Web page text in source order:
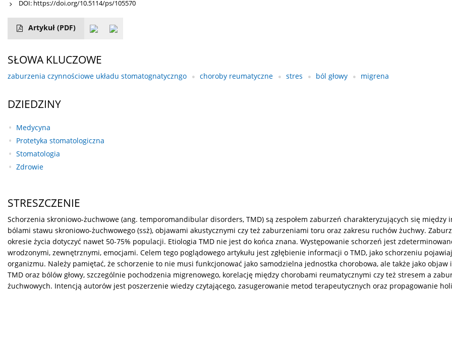
DOI: https://doi.org/10.5114/ps/105570
Artykuł (PDF)
SŁOWA KLUCZOWE
zaburzenia czynnościowe układu stomatognatyczngo choroby reumatyczne stres ból głowy migrena
DZIEDZINY
Medycyna
Protetyka stomatologiczna
Stomatologia
Zdrowie
STRESZCZENIE
Schorzenia skroniowo-żuchwowe (ang. temporomandibular disorders, TMD) są zespołem zaburzeń charakteryzujących się
bólami stawu skroniowo-żuchwowego (ssż), objawami akustycznymi czy też zaburzeniami toru oraz zakresu ruchów żuchwy.
okresie życia dotyczyć nawet 50-75% populacji. Etiologia TMD nie jest do końca znana. Występowanie schorzeń jest
wrodzonymi, zewnętrznymi, emocjami. Celem tego poglądowego artykułu jest zgłębienie informacji o TMD, jako schorzeniu
organizmu. Należy pamiętać, że schorzenie to nie musi funkcjonować jako samodzielna jednostka chorobowa, ale także jako
TMD oraz bólów głowy, szczególnie pochodzenia migrenowego, korelację między chorobami reumatycznymi czy też stresem a
żuchwowych. Intencją autorów jest poszerzenie wiedzy czytającego, zasugerowanie metod terapeutycznych oraz propagowanie